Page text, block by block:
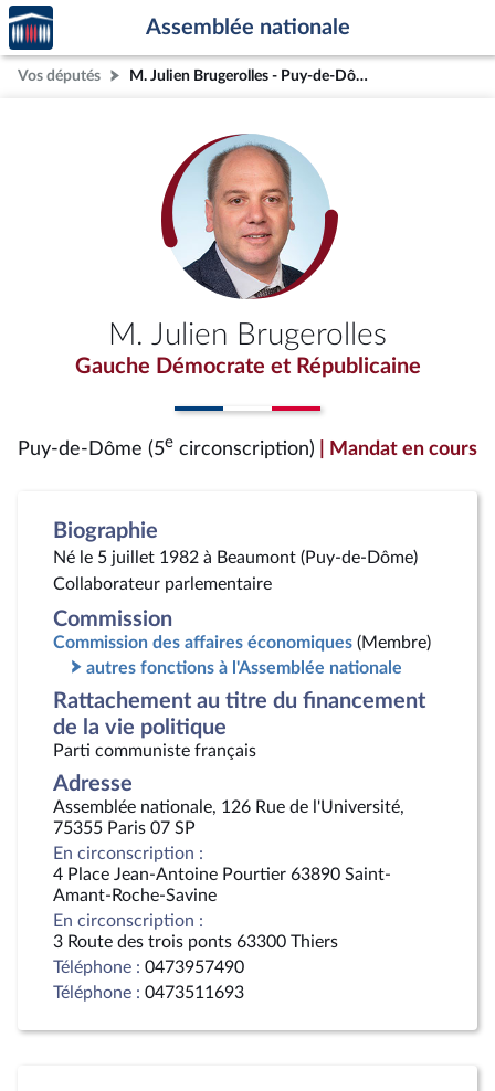
Aller au contenu
Aller en bas de la page
Accèder
à la
page
d'accueil
Assemblée nationale
Vos députés M. Julien Brugerolles - Puy-de-Dôme (5e circonscription)
M. Julien Brugerolles
Gauche Démocrate et Républicaine
Puy-de-Dôme (5e circonscription) | Mandat en cours
Biographie
Né le 5 juillet 1982 à Beaumont (Puy-de-Dôme)
Collaborateur parlementaire
Commission
Commission des affaires économiques (Membre)
autres fonctions à l'Assemblée nationale
Rattachement au titre du financement
de la vie politique
Parti communiste français
Adresse
Assemblée nationale, 126 Rue de l'Université,
75355 Paris 07 SP
En circonscription :
4 Place Jean-Antoine Pourtier 63890 Saint-
Amant-Roche-Savine
En circonscription :
3 Route des trois ponts 63300 Thiers
Téléphone : 0473957490
Téléphone : 0473511693